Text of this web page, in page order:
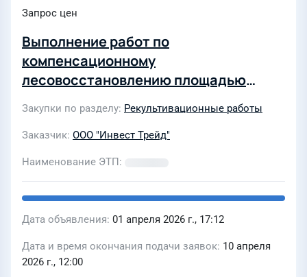
Запрос цен
Выполнение работ по
компенсационному
лесовосстановлению площадью
3,8828 Га и 14,1152 Га на участках ГУ
"Локчимское лесничество", ГУ
"Сыктывкарское лесничество" в
Республике Коми
Закупки по разделу Рекультивационные работы
Заказчик ООО "Инвест Трейд"
Наименование ЭТП
Дата объявления 01 апреля 2026 г., 17:12
Дата и время окончания подачи заявок 10 апреля
2026 г., 12:00